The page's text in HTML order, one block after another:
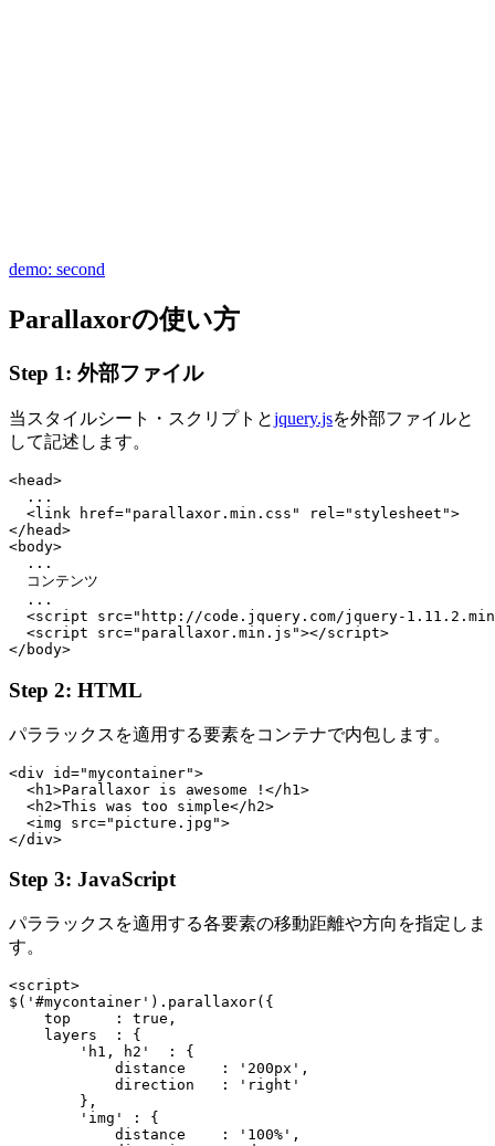
demo: second
Parallaxorの使い方
Step 1: 外部ファイル
当スタイルシート・スクリプトとjquery.jsを外部ファイルと
して記述します。
<head>
  ...
  <link href="parallaxor.min.css" rel="stylesheet">
</head>
<body>
  ...
  コンテンツ
  ...
<script src="http://code.jquery.com/jquery-
  <script src="parallaxor.min.js"></script>
Step 2: HTML
パララックスを適用する要素をコンテナで内包します。
<div id="mycontainer">
  <h1>Parallaxor is awesome !</h1>
  <h2>This was too simple</h2>
  <img src="picture.jpg">
Step 3: JavaScript
パララックスを適用する各要素の移動距離や方向を指定しま
す。
<script>
$('#mycontainer').parallaxor({
    top     : true,
    layers  : {
        'h1, h2'  : {
            distance    : '200px',
            direction   : 'right'
        },
        'img' : {
            distance    : '100%',